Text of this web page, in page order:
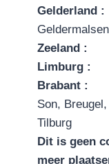
Brabant
Son,
Tilburg
Dit is geen
meer